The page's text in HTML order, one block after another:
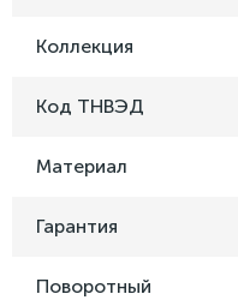
Коллекция
Код ТНВЭД
Материал
Гарантия
Поворотный